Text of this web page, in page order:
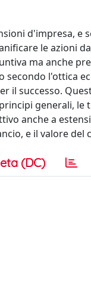
d'impresa, e
le azioni
ma anche
l'ottica
il successo.
generali, le
anche a
e il valore del
(DC)